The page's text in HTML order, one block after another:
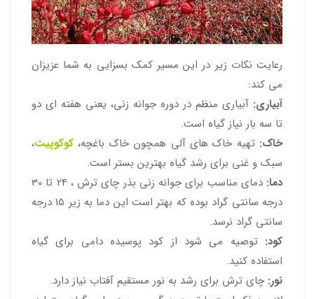
رعایت نکات زیر در این مسیر کمک بسزایی به شما عزیزان
می کند:
آبیاری: آبیاری منظم در دوره جوانه زنی، یعنی هفته ای دو
تا سه بار نیاز گیاه است.
خاک: تهیه خاک های آلی همچون خاک باغچه، کوکوپیت،
سبک و غنی برای رشد گیاه بهترین بستر است.
دما:
دمای مناسب برای جوانه زنی بذر چای ترش ، 24 تا 30
درجه سانتی گراد بوده که بهتر است این دما به زیر 15 درجه
سانتی گراد نرسد.
کود: توصیه می شود از کود پوسیده دامی برای گیاه
استفاده کنید.
نور: چای ترش برای رشد به نور مستقیم آفتاب نیاز دارد.